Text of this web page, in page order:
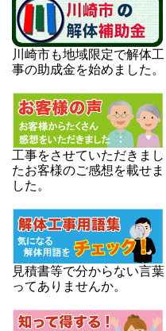
川崎市も地域限定で解体工
事の助成金を始めました。
工事をさせていただきまし
たお客様のご感想を載せま
した。
見積書等で分からない言葉
ってありませんか。